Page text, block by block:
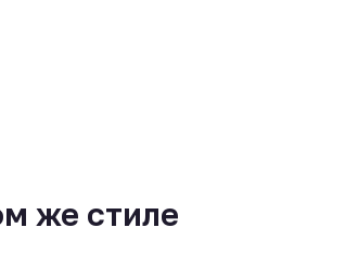
же стиле